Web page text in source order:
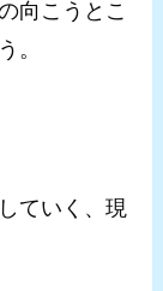
向こうとこ
。
ていく、現